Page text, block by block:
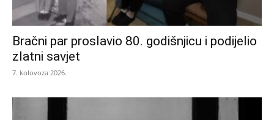
Bračni par proslavio 80. godišnjicu i podijelio
zlatni savjet
7. kolovoza 2026.